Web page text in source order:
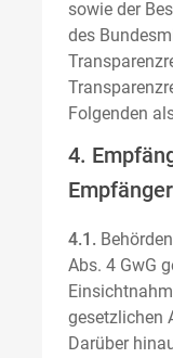
sowie der
des
Folgenden
4.
4.1.
Abs. 4 GwG
gesetzlichen
Darüber